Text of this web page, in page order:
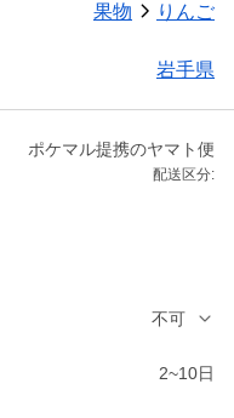
果物 りんご
岩手県
ポケマル提携のヤマト便
配送区分:
不可
2~10日